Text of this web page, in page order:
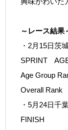
～レース結果
・2月15日茨
SPRINT
Age Group
Overall Rank
・5月24日
FINISH